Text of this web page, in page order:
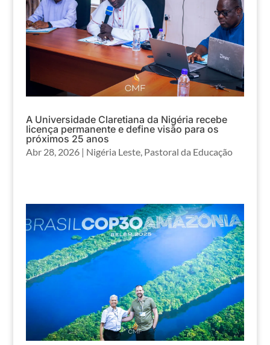
A Universidade Claretiana da Nigéria recebe
licença permanente e define visão para os
próximos 25 anos
Abr 28, 2026| Nigéria Leste, Pastoral da Educação